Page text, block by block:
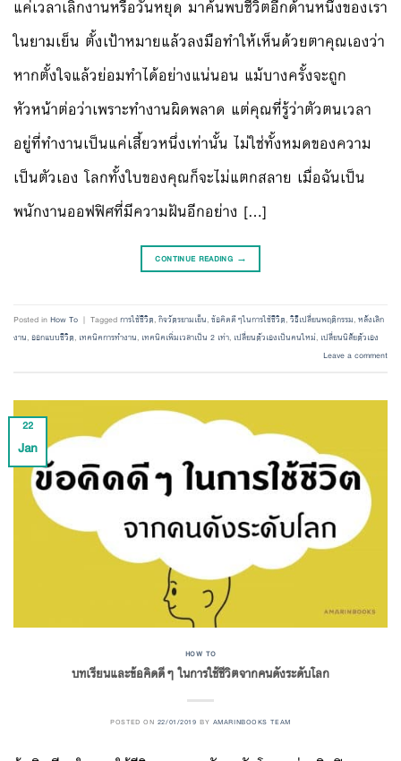
แค่เวลาเลิกงานหรือวันหยุด มาค้นพบชีวิตอีกด้านหนึ่งของเรา
ในยามเย็น ตั้งเป้าหมายแล้วลงมือทำให้เห็นด้วยตาคุณเองว่า
หากตั้งใจแล้วย่อมทำได้อย่างแน่นอน แม้บางครั้งจะถูก
หัวหน้าต่อว่าเพราะทำงานผิดพลาด แต่คุณที่รู้ว่าตัวตนเวลา
อยู่ที่ทำงานเป็นแค่เสี้ยวหนึ่งเท่านั้น ไม่ใช่ทั้งหมดของความ
เป็นตัวเอง โลกทั้งใบของคุณก็จะไม่แตกสลาย เมื่อฉันเป็น
พนักงานออฟฟิศที่มีความฝันอีกอย่าง […]
CONTINUE READING →
Posted inHow To | Taggedการใช้ชีวิต,กิจวัตรยามเย็น,ข้อคิดดีๆในการใช้ชีวิต,วิธีเปลี่ยนพฤติกรรม,หลังเลิก
งาน,ออกแบบชีวิต, เทคนิคการทำงาน, เทคนิคเพิ่มเวลาเป็น 2 เท่า, เปลี่ยนตัวเองเป็นคนใหม่, เปลี่ยนนิสัยตัวเอง
Leave a comment
22
Jan
HOW TO
บทเรียนและข้อคิดดีๆ ในการใช้ชีวิตจากคนดังระดับโลก
POSTED ON 22/01/2019 BY AMARINBOOKS TEAM